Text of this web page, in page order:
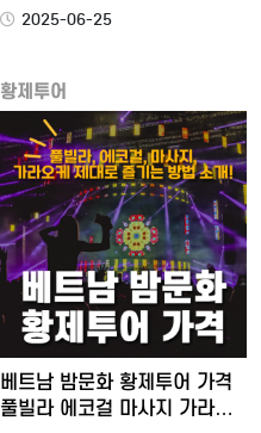
2025-06-25
황제투어
베트남 밤문화 황제투어 가격
풀빌라 에코걸 마사지 가라…